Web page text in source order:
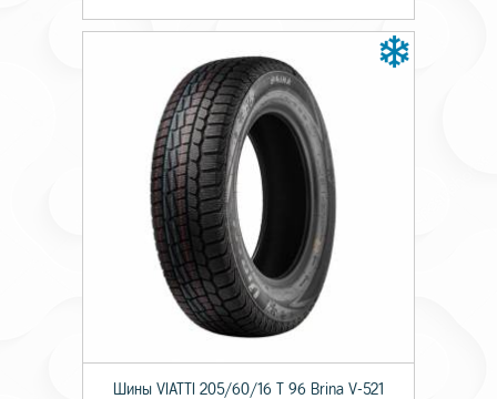
Шины VIATTI 205/60/16 T 96 Brina V-521